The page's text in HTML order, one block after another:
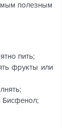
полезным
пить;
фрукты или
Бисфенол;